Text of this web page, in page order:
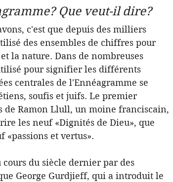
Que veut-il dire?
c'est que depuis des milliers
des ensembles de chiffres pour
la nature. Dans de nombreuses
pour signifier les différents
centrales de l'Ennéagramme se
soufis et juifs. Le premier
de Ramon Llull, un moine franciscain,
les neuf «Dignités de Dieu», que
«passions et vertus».
du siècle dernier par des
George Gurdjieff, qui a introduit le